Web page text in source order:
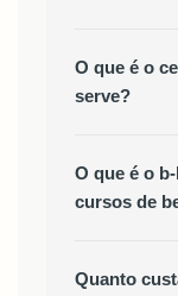
O que é o
serve?
O que é o
cursos de
Quanto